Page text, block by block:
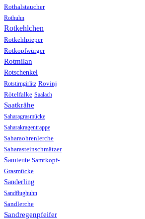
Rothalstaucher
Rothuhn
Rotkehlchen
Rotkehlpieper
Rotkopfwürger
Rotmilan
Rotschenkel
Rotstirngirlitz Rovinj
Rötelfalke Saalach
Saatkrähe
Saharagrasmücke
Saharakragentrappe
Saharaohrenlerche
Saharasteinschmätzer
Samtente Samtkopf-
Grasmücke
Sanderling
Sandflughuhn
Sandlerche
Sandregenpfeifer